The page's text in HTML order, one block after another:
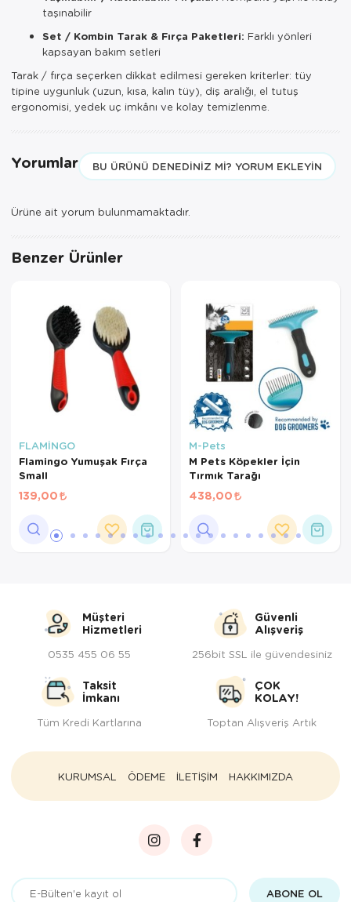
taşınabilir
Set / Kombin Tarak & Fırça Paketleri: Farklı yönleri
kapsayan bakım setleri
Tarak / fırça seçerken dikkat edilmesi gereken kriterler: tüy
tipine uygunluk (uzun, kısa, kalın tüy), diş aralığı, el tutuş
ergonomisi, yedek uç imkânı ve kolay temizlenme.
Yorumlar BU ÜRÜNÜ DENEDINIZ MI? YORUM EKLEYIN
Ürüne ait yorum bulunmamaktadır.
Benzer Ürünler
FLAMİNGO
Flamingo Yumuşak Fırça
Small
139,00
M-Pets
M Pets Köpekler İçin
Tırmık Tarağı
438,00
Müşteri
Hizmetleri
0535 455 06 55
Güvenli
Alışveriş
256bit SSL ile güvendesiniz
Taksit
İmkanı
Tüm Kredi Kartlarına
ÇOK
KOLAY!
Toptan Alışveriş Artık
KURUMSAL ÖDEME İLETİŞİM HAKKIMIZDA
ABONE OL